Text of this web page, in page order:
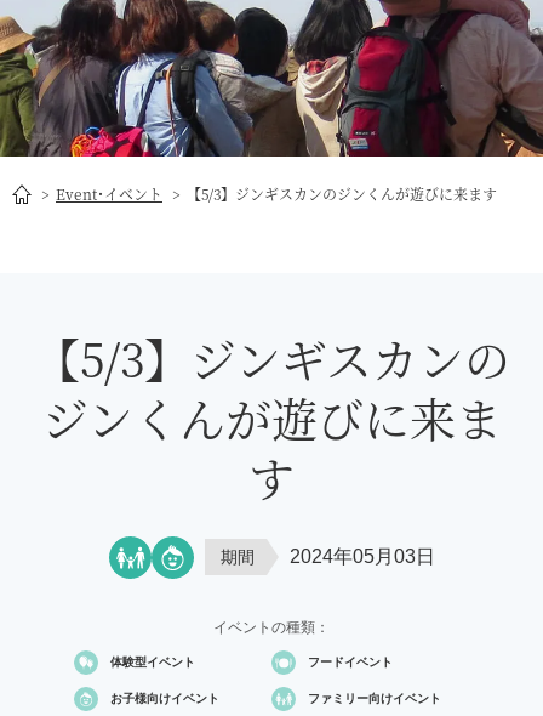
Event･イベント 【5/3】ジンギスカンのジンくんが遊びに来ます
【5/3】ジンギスカンの
ジンくんが遊びに来ま
す
期間 2024年05月03日
イベントの種類：
体験型イベント フードイベント
お子様向けイベント ファミリー向けイベント